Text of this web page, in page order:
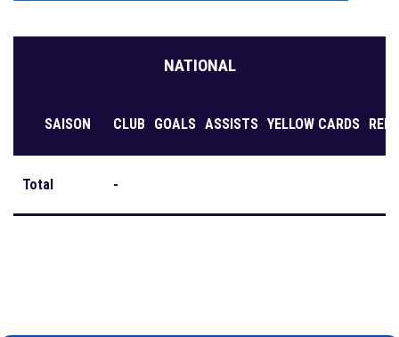
NATIONAL
SAISON CLUB GOALS ASSISTS YELLOW CARDS RED
Total -